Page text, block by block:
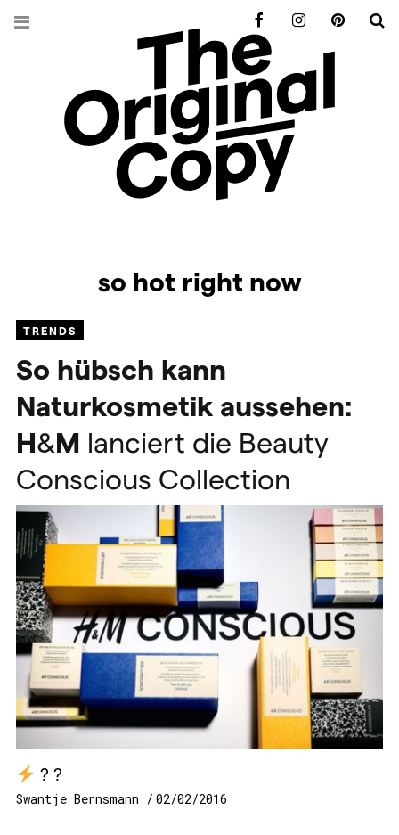
so hot right now
TRENDS
So hübsch kann
Naturkosmetik aussehen:
H&M lanciert die Beauty
Conscious Collection
? ?
Swantje Bernsmann 02/02/2016
FacebookInstagramPinterest